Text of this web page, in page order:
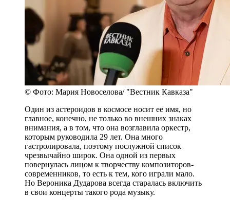
© Фото: Мария Новоселова/ "Вестник Кавказа"
Один из астероидов в космосе носит ее имя, но
главное, конечно, не только во внешних знаках
внимания, а в том, что она возглавила оркестр,
которым руководила 29 лет. Она много
гастролировала, поэтому послужной список
чрезвычайно широк. Она одной из первых
повернулась лицом к творчеству композиторов-
современников, то есть к тем, кого играли мало.
Но Вероника Дударова всегда старалась включить
в свои концерты такого рода музыку.